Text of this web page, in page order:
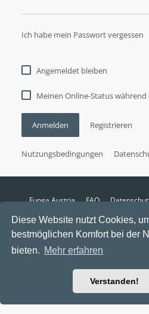
Diese Website nutzt Cookies,
bestmöglichen Komfort bei der
bieten. Mehr erfahren
Verstanden!
Ich habe mein Passwort vergessen
Angemeldet bleiben
Meinen Online-Status
Anmelden Registrieren
Nutzungsbedingungen
Funga Austria FAQ
Alle Zeiten sind
Aktuelle Zeit: 7.
Powered byphpBB
Ravaio Theme by